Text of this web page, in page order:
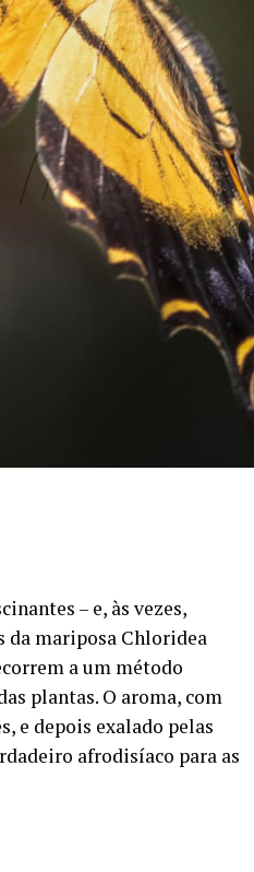
– e, às vezes,
da mariposa Chloridea
a um método
plantas. O aroma, com
e depois exalado pelas
afrodisíaco para as